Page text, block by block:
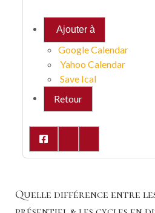
Ajouter à
Google Calendar
Yahoo Calendar
Save Ical
Retour
Quelle différence entre les